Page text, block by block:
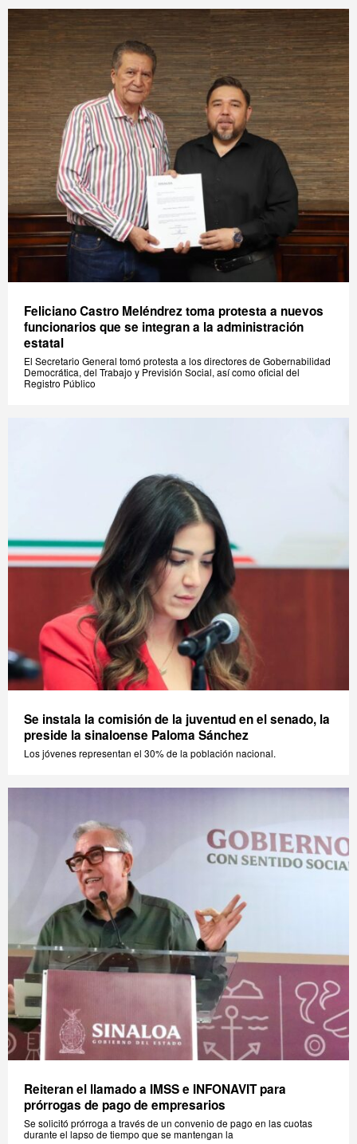
Feliciano Castro Meléndrez toma protesta a nuevos
funcionarios que se integran a la administración
estatal
El Secretario General tomó protesta a los directores de Gobernabilidad
Democrática, del Trabajo y Previsión Social, así como oficial del
Registro Público
Se instala la comisión de la juventud en el senado, la
preside la sinaloense Paloma Sánchez
Los jóvenes representan el 30% de la población nacional.
Reiteran el llamado a IMSS e INFONAVIT para
prórrogas de pago de empresarios
Se solicitó prórroga a través de un convenio de pago en las cuotas
durante el lapso de tiempo que se mantengan la